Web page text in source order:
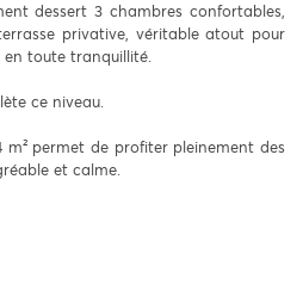
dessert 3 chambres confortables,
privative, véritable atout pour
en toute tranquillité.
ce niveau.
permet de profiter pleinement des
et calme.